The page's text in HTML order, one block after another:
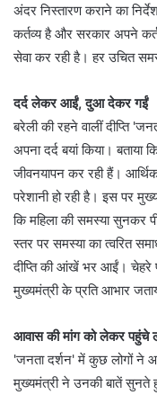
अंदर निस्तारण कराने का
कर्तव्य है और सरकार अपने
सेवा कर रही है। हर उचित
दर्द लेकर आईं, दुआ देकर गईं
बरेली की रहने वालीं दीप्ति
अपना दर्द बयां किया।
जीवनयापन कर रही हैं।
परेशानी हो रही है। इस पर
कि महिला की समस्या सुनकर
स्तर पर समस्या का त्वरित
दीप्ति की आंखें भर आईं। चेहरे
मुख्यमंत्री के प्रति आभार
आवास की मांग को लेकर पहुंचे
'जनता दर्शन' में कुछ लोगों ने
मुख्यमंत्री ने उनकी बातें सुनते